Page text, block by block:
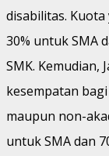
disabilitas.
30% untuk SMA
SMK. Kemudian,
kesempatan
maupun non-
untuk SMA dan